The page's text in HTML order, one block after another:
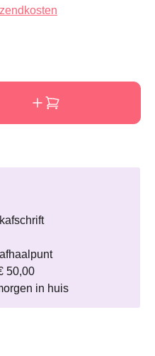
de gewenste
50,00
in huis